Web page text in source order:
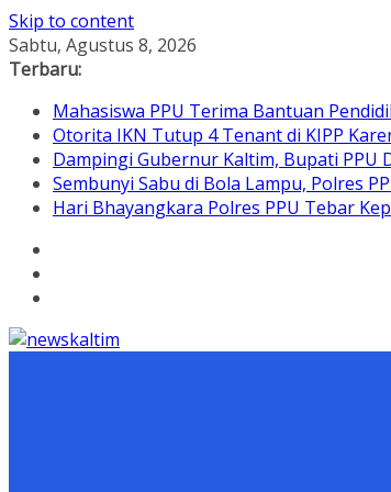
Skip to content
Sabtu, Agustus 8, 2026
Terbaru:
Mahasiswa PPU Terima Bantuan
Otorita IKN Tutup 4 Tenant di KIPP
Dampingi Gubernur Kaltim, Bupati PPU
Sembunyi Sabu di Bola Lampu, Polres
Hari Bhayangkara Polres PPU Tebar